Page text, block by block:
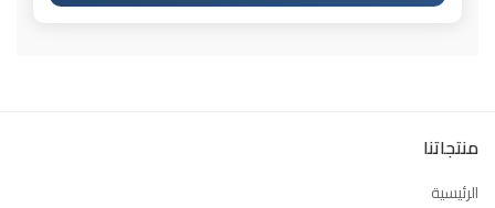
منتجاتنا
الرئيسية